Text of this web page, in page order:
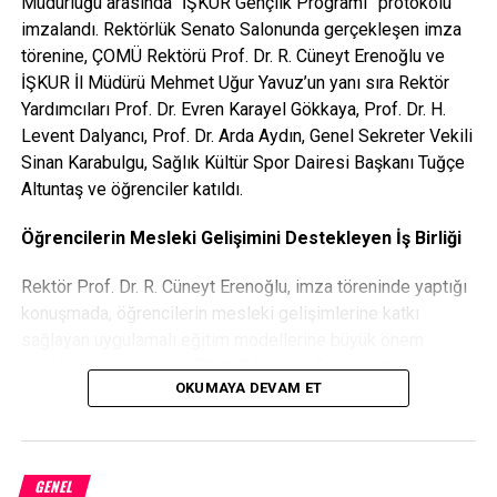
7- Ticari ve zirai geliri olanların vergi levhaları (E-Devlet)
8- Öğrencinin kendisine ait Ziraat Bankası 18 Mart Şubesi
İban No Belge (Ziraat Bankasının başka şubelerinde
hesapları olan öğrenciler hesaplarını 18 Mart Şubesine
taşımak zorundadırlar)
hariç)
oluştur seçeneği ile alınacaktır.
imzalandı. Rektörlük Senato Salonunda gerçekleşen imza
törenine, ÇOMÜ Rektörü Prof. Dr. R. Cüneyt Erenoğlu ve
İŞKUR İl Müdürü Mehmet Uğur Yavuz’un yanı sıra Rektör
Yardımcıları Prof. Dr. Evren Karayel Gökkaya, Prof. Dr. H.
Levent Dalyancı, Prof. Dr. Arda Aydın, Genel Sekreter Vekili
Sinan Karabulgu, Sağlık Kültür Spor Dairesi Başkanı Tuğçe
Altuntaş ve öğrenciler katıldı.
Öğrencilerin Mesleki Gelişimini Destekleyen İş Birliği
Rektör Prof. Dr. R. Cüneyt Erenoğlu, imza töreninde yaptığı
konuşmada, öğrencilerin mesleki gelişimlerine katkı
verdiklerini belirterek “İŞKUR Gençlik Programı” kapsamda
2024 yılında 1.440 kontenjan ayrılmış ve 1.046 öğrencimiz
öğrencilerimizin hem birimlerimizde hem de genel
anlamda memnuniyet düzeyi yüksekti. Bu yıl kontenjan
OKUMAYA DEVAM ET
GENEL